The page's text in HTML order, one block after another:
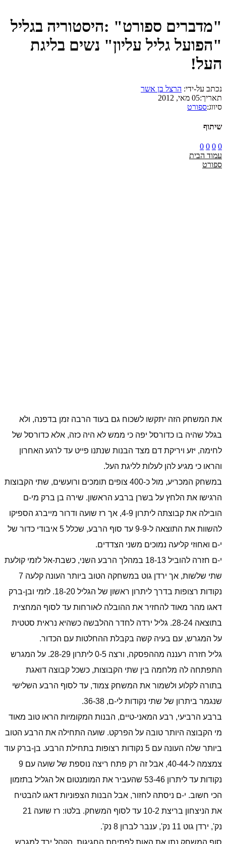
"מדברים ספורט" :היסטוריה בגליל
"הפועל גליל עליון" נשים בליגת
העל!
נכתב על-ידי: הרצל בן אשר
תאריך:05 מאי, 2012
סיווג:ספורט
שיתוף
0
0
0
0
עמוד הבית
ספורט
את המשחק הזה יתקשו לשכוח גם בעוד הרבה זמן בדפנה, ולא
בגלל שהיה בו כדורסל יפה כי ממש לא היה כזה, אלא כדורסל של
לחימה, יזע ויריקת דם מצד הבנות שנתנו פייט עד לרגע האחרון
והראו כי מגיע להן לעלות לליגת העל.
במשחק המכריע, מול כ-400 צופים תומכים ורועשים, שתי הקבוצות
הרגישו את הלחץ על בשרן ברבע הראשון. שירה בן ברק מי-ם
הובילה את קבוצתה ליתרון 4-9, אך רז שועה ודרור מייברג הספיקו
להשוות את התוצאה ל-9-9 עד סוף הרבע, שכלל 5 איבודי כדור של
י-ם ואחוזי קליעה נמוכים משני הצדדים.
י-ם חזרה להוביל 18-13 במהלך הרבע השני, כשבת-אל לזמי קולעת
שתי שלשות, אך ירדן גוט במשחקה הטוב ביותר העונה קלעה 7
נקודות רצופות בדרך ליתרון ראשון של הגליל 18-20. לזמי ובן-ברק
דאגו מהר מאוד להחזיר את ההובלה לאורחות עד לסוף המחצית
בתוצאה 28-24. גליל ירדה לחדר ההלבשה כשהיא נראית סטטית
על המגרש, עם בעיה קשה בקבלת ההחלטות עם הכדור.
גליל חזרה רעננה מההפסקה, ורצה 0-5 ליתרון 28-29. על המגרש
התפתחה לה מלחמה בין שתי הקבוצות, כשכל קבוצה דואגת
בתורה לקלוע ולשמור את המשחק צמוד, עד לסוף הרבע השלישי
שנגמר ביתרון של שתי נקודות לי-ם, 36-38.
ברבע הרביעי, רבע המאני-טיים, הבנות המקומיות הראו טוב מאוד
מי הקבוצה היותר טובה על הפרקט. שועה התחילה את הרבע הטוב
ביותר שלה העונה עם 5 נקודות רצופות בתחילת הרבע. בן-ברק עוד
צמצמה ל-40-44, אבל זה רק פתח ריצה נוספת של שועה עם 9
נקודות עד ליתרון 53-46 שהעביר את המומנטום אל הגליל בתזמון
הכי חשוב. י-ם ניסתה לחזור, אבל הבנות הצפוניות דאגו להבטיח
את הניצחון בריצת 10-2 עד לסוף המשחק. בלטו: רז שועה 21
נק', ירדן גוט 11 נק', ענבר לברון 8 נק'.